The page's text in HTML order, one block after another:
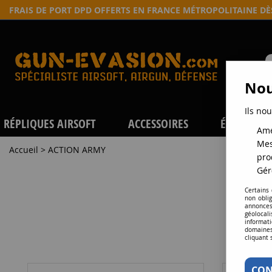
FRAIS DE PORT DPD OFFERTS EN FRANCE MÉTROPOLITAINE
RÉPLIQUES AIRSOFT ACCESSOIRES
Accueil > ACTION ARMY
Ils
Certains
non
cliquant